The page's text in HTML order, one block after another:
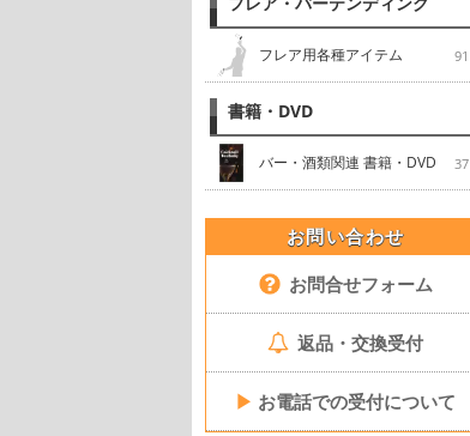
フレア用各種アイテム 91
書籍・DVD
バー・酒類関連 書籍・DVD 37
お問い合わせ
お問合せフォーム
返品・交換受付
▶ お電話での受付について